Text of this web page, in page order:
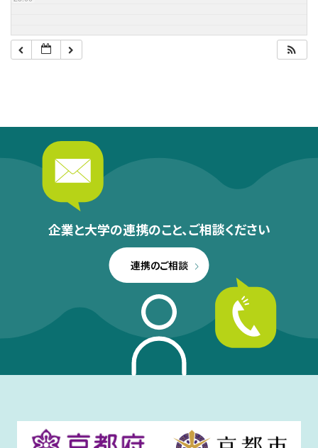
企業と大学の連携のこと、ご相談ください
連携のご相談